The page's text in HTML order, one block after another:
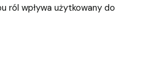
ról wpływa użytkowany do